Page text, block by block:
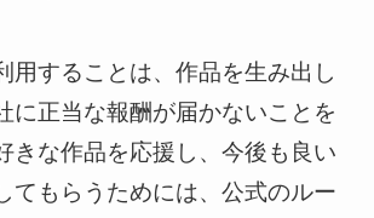
用することは、作品を生み出し
に正当な報酬が届かないことを
きな作品を応援し、今後も良い
てもらうためには、公式のルー